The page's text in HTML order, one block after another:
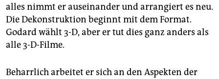
alles nimmt er auseinander und arrangiert es neu.
Die Dekonstruktion beginnt mit dem Format.
Godard wählt 3-D, aber er tut dies ganz anders als
alle 3-D-Filme.
Beharrlich arbeitet er sich an den Aspekten der